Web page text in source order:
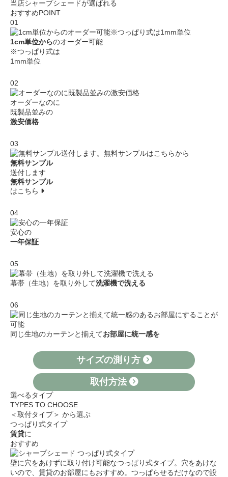
当店シャープシェードが選ばれる
おすすめPOINT
01
1cm単位からのオーダー可能
※つっぱり式は
1mm単位
02
オーダーなのに
既製品並みの
激安価格
03
無料サンプル
送付します
無料サンプル
はこちら
04
安心の
一年保証
05
幕帯（生地）を取り外して洗濯機で洗える
06
同じ生地のカーテンと揃えてお部屋に統一感を
サイズの測り方
取付方法
選べるタイプ
TYPES TO CHOOSE
＜取付タイプ＞ から選ぶ
つっぱり式タイプ
賃貸に
おすすめ
壁に穴をあけずに取り付け可能なつっぱり式タイプ。穴をあけな
いので、賃貸のお部屋にもおすすめ。つっぱらせるだけなので設